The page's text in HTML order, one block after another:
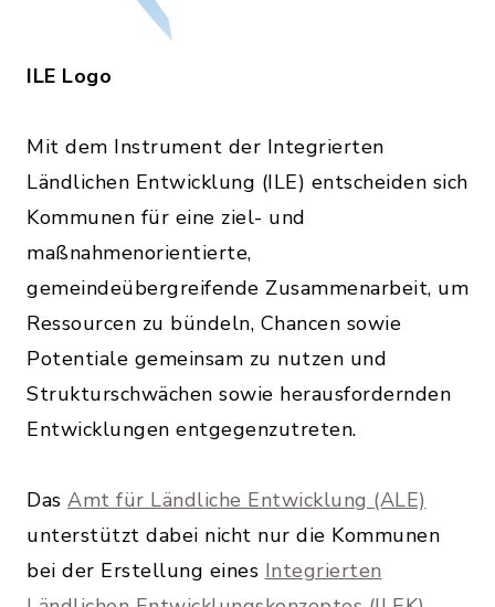
ILE Logo
Mit dem Instrument der Integrierten
Ländlichen Entwicklung (ILE) entscheiden sich
Kommunen für eine ziel- und
maßnahmenorientierte,
gemeindeübergreifende Zusammenarbeit, um
Ressourcen zu bündeln, Chancen sowie
Potentiale gemeinsam zu nutzen und
Strukturschwächen sowie herausfordernden
Entwicklungen entgegenzutreten.
Das Amt für Ländliche Entwicklung (ALE)
unterstützt dabei nicht nur die Kommunen
bei der Erstellung eines Integrierten